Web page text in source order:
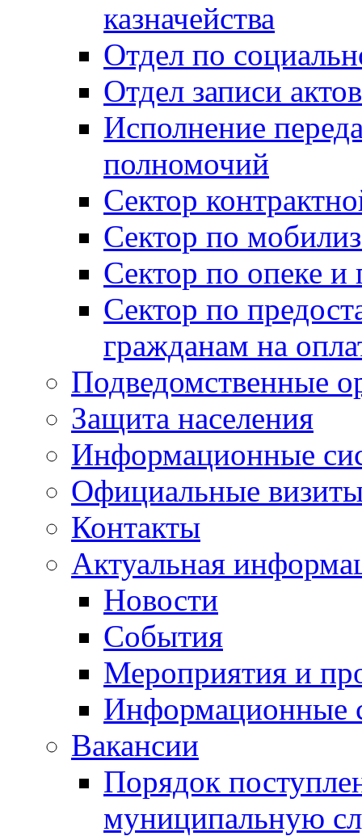
казначейства
Отдел по
Отдел записи
Исполнение
полномочий
Сектор
Сектор по
Сектор по опеке и
Сектор по
гражданам на
Подведомственные
Защита населения
Информационные
Официальные
Контакты
Актуальная
Новости
События
Мероприятия и
Информационные
Вакансии
Порядок
муниципальную